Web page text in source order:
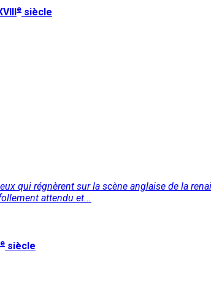
e siècle
qui régnèrent sur la scène anglaise de la
attendu et...
e siècle